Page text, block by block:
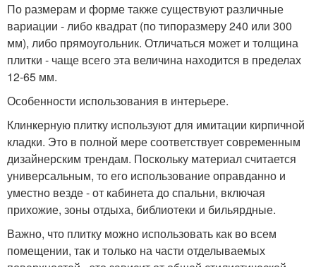
По размерам и форме также существуют различные
вариации - либо квадрат (по типоразмеру 240 или 300
мм), либо прямоугольник. Отличаться может и толщина
плитки - чаще всего эта величина находится в пределах
12-65 мм.
Особенности использования в интерьере.
Клинкерную плитку используют для имитации кирпичной
кладки. Это в полной мере соответствует современным
дизайнерским трендам. Поскольку материал считается
универсальным, то его использование оправданно и
уместно везде - от кабинета до спальни, включая
прихожие, зоны отдыха, библиотеки и бильярдные.
Важно, что плитку можно использовать как во всем
помещении, так и только на части отделываемых